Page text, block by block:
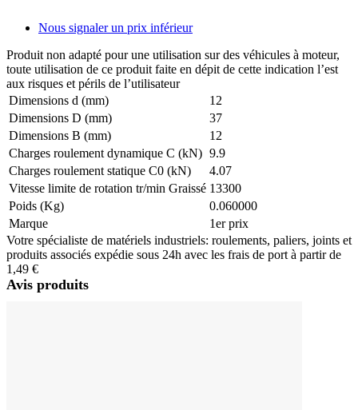
Nous signaler un prix inférieur
Produit non adapté pour une utilisation sur des véhicules à moteur,
toute utilisation de ce produit faite en dépit de cette indication l’est
aux risques et périls de l’utilisateur
Dimensions d (mm)
12
Dimensions D (mm)
37
Dimensions B (mm)
12
Charges roulement dynamique C (kN) 9.9
Charges roulement statique C0 (kN)
4.07
Vitesse limite de rotation tr/min Graissé 13300
Poids (Kg)
0.060000
Marque
1er prix
Votre spécialiste de matériels industriels: roulements, paliers, joints et
produits associés expédie sous 24h avec les frais de port à partir de
1,49 €
Avis produits